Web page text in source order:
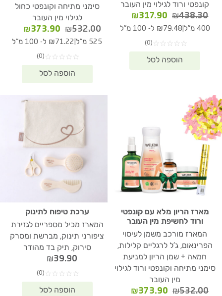
קונפטי ורוד לגילוי מין העובר
₪438.30
המחיר
המקורי
₪438.30.
₪317.90
המחיר
הנוכחי
₪317.90.
400 מ"ל ₪79.48 ל- 100 מ"ל
☆
☆
☆
☆
☆
(0)
סימני מתיחה וקונפטי כחול
לגילוי מין העובר
₪532.00
המחיר
המקורי
₪532.00.
₪373.90
הנוכחי
525 מ"ל ₪71.22 ל- 100 מ"ל
☆
☆
☆
☆
☆
(0)
מארז הריון מלא עם קונפטי
ורוד לחשיפת מין העובר
המארז מורכב משמן לעיסוי
הפרינאום, ג'ל לרגליים קלילות,
חמאה + שמן הריון למניעת
סימני מתיחה וקונפטי ורוד לגילוי
מין העובר
₪532.00
המחיר
₪373.90
המחיר
ערכת טיפוח לתינוק
המארז מכיל מספריים לגזירת
ציפורני תינוק, מברשת ומסרק
סירוק, תיק בד מהודר
₪39.90
☆
☆
☆
☆
☆
(0)